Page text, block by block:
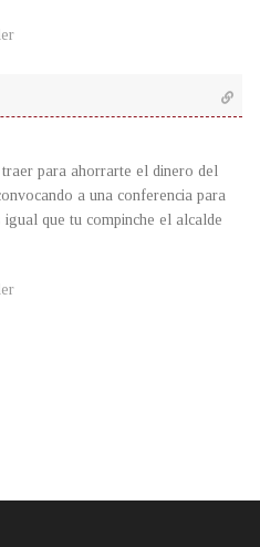
para ahorrarte el dinero del
a una conferencia para
que tu compinche el alcalde